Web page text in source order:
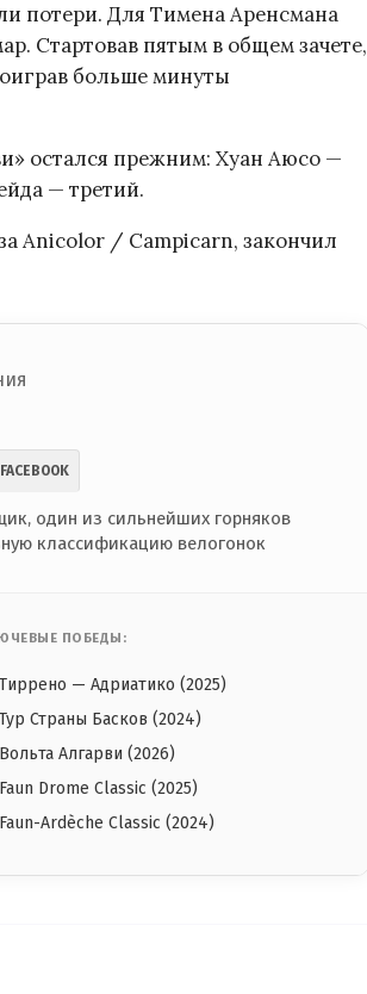
потери. Для Тимена Аренсмана
Стартовав пятым в общем зачете,
больше минуты
остался прежним: Хуан Аюсо —
— третий.
Anicolor / Campicarn, закончил
FACEBOOK
один из сильнейших горняков
классификацию велогонок
ПОБЕДЫ:
Тиррено — Адриатико (2025)
Тур Страны Басков (2024)
Вольта Алгарви (2026)
Faun Drome Classic (2025)
Faun-Ardèche Classic (2024)